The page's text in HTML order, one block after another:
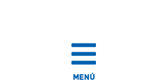
MENÚ